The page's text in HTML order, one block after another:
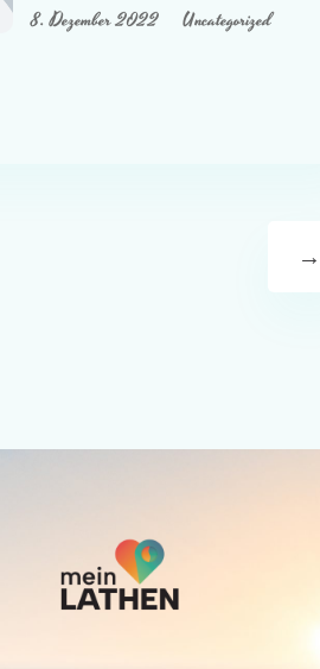
8. Dezember 2022
Uncategorized
→